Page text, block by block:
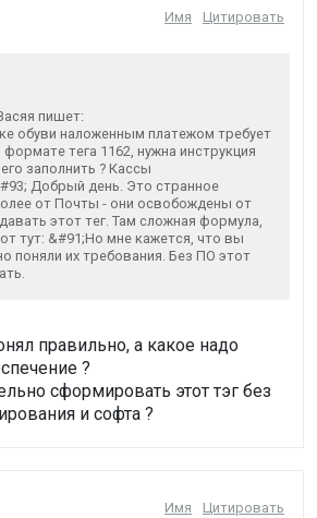
Имя Цитировать
пишет:
обуви наложенным платежом требует
тега 1162, нужна инструкция
заполнить ? Кассы
Добрый день. Это странное
от Почты - они освобождены от
этот тег. Там сложная формула,
тут: &#91;Но мне кажется, что вы
поняли их требования. Без ПО этот
правильно, а какое надо
?
сформировать этот тэг без
и софта ?
Имя Цитировать